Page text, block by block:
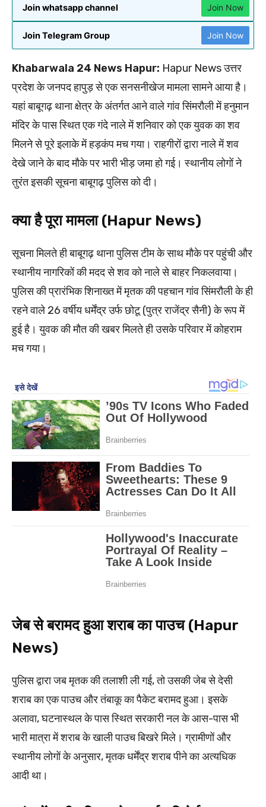
Join whatsapp channel Join Now
Join Telegram Group Join Now
Khabarwala 24 News Hapur: Hapur News उत्तर
प्रदेश के जनपद हापुड़ से एक सनसनीखेज मामला सामने आया है।
यहां बाबूगढ़ थाना क्षेत्र के अंतर्गत आने वाले गांव सिंमरौली में हनुमान
मंदिर के पास स्थित एक गंदे नाले में शनिवार को एक युवक का शव
मिलने से पूरे इलाके में हड़कंप मच गया। राहगीरों द्वारा नाले में शव
देखे जाने के बाद मौके पर भारी भीड़ जमा हो गई। स्थानीय लोगों ने
तुरंत इसकी सूचना बाबूगढ़ पुलिस को दी।
क्या है पूरा मामला (Hapur News)
सूचना मिलते ही बाबूगढ़ थाना पुलिस टीम के साथ मौके पर पहुंची और
स्थानीय नागरिकों की मदद से शव को नाले से बाहर निकलवाया।
पुलिस की प्रारंभिक शिनाख्त में मृतक की पहचान गांव सिंमरौली के ही
रहने वाले 26 वर्षीय धर्मेंद्र उर्फ छोटू (पुत्र राजेंद्र सैनी) के रूप में
हुई है। युवक की मौत की खबर मिलते ही उसके परिवार में कोहराम
मच गया।
जेब से बरामद हुआ शराब का पाउच (Hapur
News)
पुलिस द्वारा जब मृतक की तलाशी ली गई, तो उसकी जेब से देसी
शराब का एक पाउच और तंबाकू का पैकेट बरामद हुआ। इसके
अलावा, घटनास्थल के पास स्थित सरकारी नल के आस-पास भी
भारी मात्रा में शराब के खाली पाउच बिखरे मिले। ग्रामीणों और
स्थानीय लोगों के अनुसार, मृतक धर्मेंद्र शराब पीने का अत्यधिक
आदी था।